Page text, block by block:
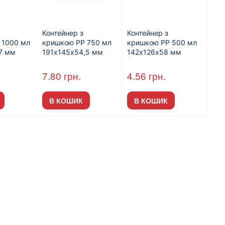
мл
мм
Контейнер з
кришкою РР 750 мл
191х145х54,5 мм
7.80 грн.
В КОШИК
Контейнер з
кришкою РР 500 мл
142х126х58 мм
(600шт/пак)
4.56 грн.
В КОШИК